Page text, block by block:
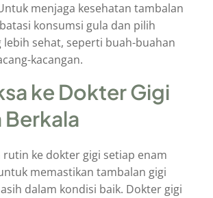
menjaga kesehatan tambalan
konsumsi gula dan pilih
lebih sehat, seperti buah-buahan
kacangan.
ke Dokter Gigi
Berkala
rutin ke dokter gigi setiap enam
memastikan tambalan gigi
dalam kondisi baik. Dokter gigi